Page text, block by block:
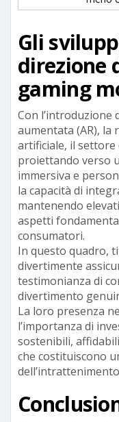
Gli
direzione
gaming
Con l’introduzione
aumentata (AR), la
artificiale, il settore
proiettando verso
immersiva e
la capacità di
mantenendo
aspetti
consumatori.
In questo quadro,
divertimente
testimonianza di
divertimento
La loro presenza
l’importanza di
sostenibili,
che costituiscono